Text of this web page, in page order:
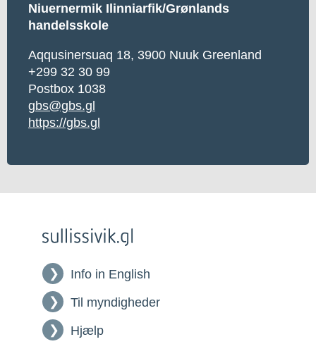
Niuernermik Ilinniarfik/Grønlands
handelsskole
Aqqusinersuaq 18, 3900 Nuuk Greenland
+299 32 30 99
Postbox 1038
gbs@gbs.gl
https://gbs.gl
Info in English
Til myndigheder
Hjælp